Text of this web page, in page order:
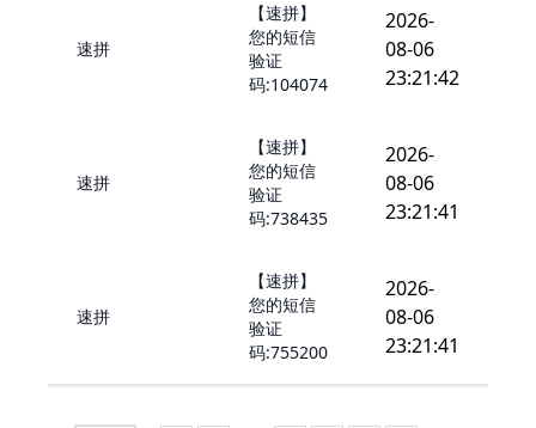
速拼
【速拼】
您的短信
验证
码:104074
2026-
08-06
23:21:42
速拼
【速拼】
您的短信
验证
码:738435
2026-
08-06
23:21:41
速拼
【速拼】
您的短信
验证
码:755200
2026-
08-06
23:21:41